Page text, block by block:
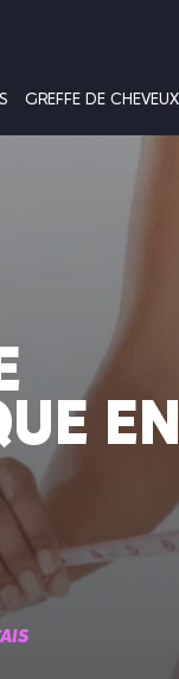
GREFFE DE CHEVEUX
EN